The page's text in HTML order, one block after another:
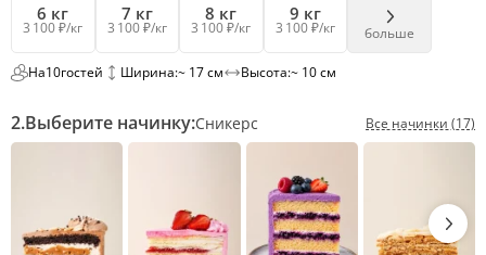
6 кг
3 100 ₽/кг
7 кг
3 100 ₽/кг
8 кг
3 100 ₽/кг
9 кг
3 100 ₽/кг больше
На10гостей Ширина:~ 17 см Высота:~ 10 см
2.Выберите начинку:Сникерс Все начинки (17)